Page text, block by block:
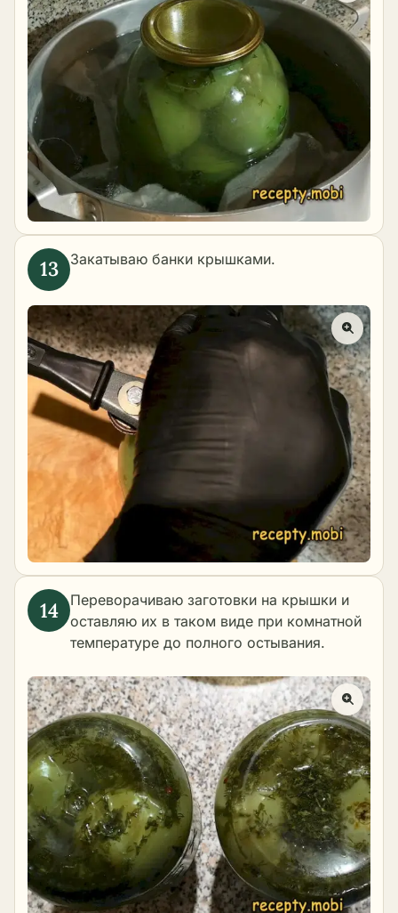
Закатываю банки крышками.
Переворачиваю заготовки на крышки и
оставляю их в таком виде при комнатной
температуре до полного остывания.